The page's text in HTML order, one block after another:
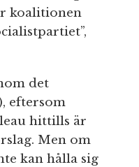
koalitionen
det
eftersom
hittills är
Men om
kan hålla sig